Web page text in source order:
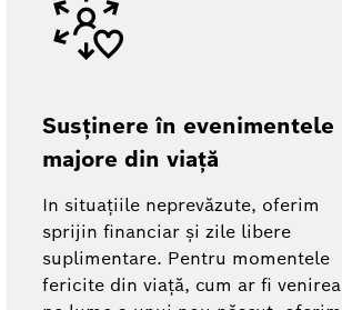
Susținere în evenimentele
majore din viață
In situațiile neprevăzute, oferim
sprijin financiar și zile libere
suplimentare. Pentru momentele
fericite din viață, cum ar fi venirea